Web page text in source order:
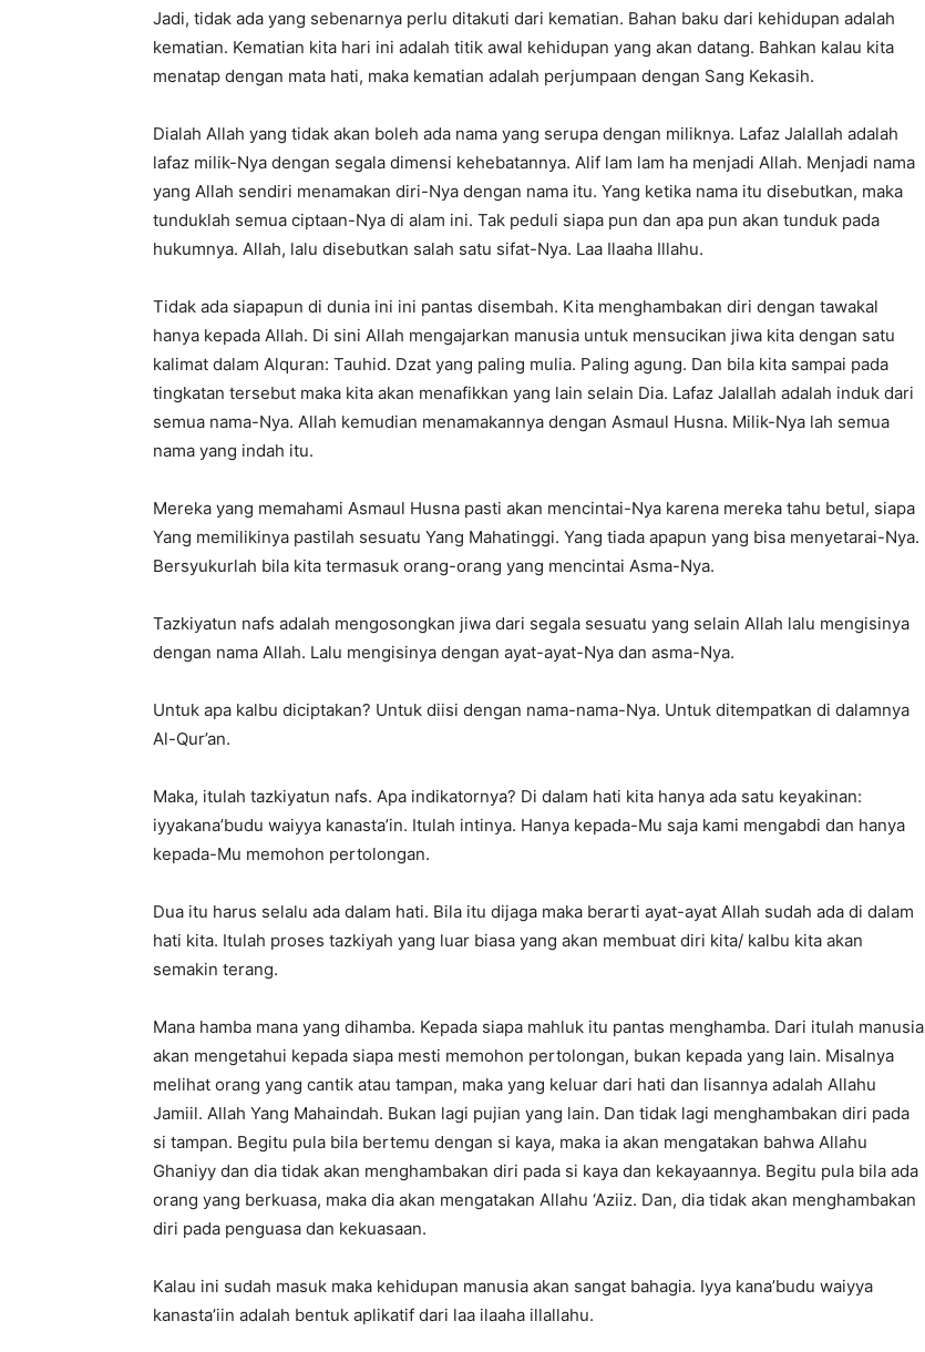
Jadi, tidak ada yang sebenarnya perlu ditakuti dari kematian. Bahan baku dari kehidupan adalah
kematian. Kematian kita hari ini adalah titik awal kehidupan yang akan datang. Bahkan kalau kita
menatap dengan mata hati, maka kematian adalah perjumpaan dengan Sang Kekasih.
Dialah Allah yang tidak akan boleh ada nama yang serupa dengan miliknya. Lafaz Jalallah adalah
lafaz milik-Nya dengan segala dimensi kehebatannya. Alif lam lam ha menjadi Allah. Menjadi nama
yang Allah sendiri menamakan diri-Nya dengan nama itu. Yang ketika nama itu disebutkan, maka
tunduklah semua ciptaan-Nya di alam ini. Tak peduli siapa pun dan apa pun akan tunduk pada
hukumnya. Allah, lalu disebutkan salah satu sifat-Nya. Laa Ilaaha Illahu.
Tidak ada siapapun di dunia ini ini pantas disembah. Kita menghambakan diri dengan tawakal
hanya kepada Allah. Di sini Allah mengajarkan manusia untuk mensucikan jiwa kita dengan satu
kalimat dalam Alquran: Tauhid. Dzat yang paling mulia. Paling agung. Dan bila kita sampai pada
tingkatan tersebut maka kita akan menafikkan yang lain selain Dia. Lafaz Jalallah adalah induk dari
semua nama-Nya. Allah kemudian menamakannya dengan Asmaul Husna. Milik-Nya lah semua
nama yang indah itu.
Mereka yang memahami Asmaul Husna pasti akan mencintai-Nya karena mereka tahu betul, siapa
Yang memilikinya pastilah sesuatu Yang Mahatinggi. Yang tiada apapun yang bisa menyetarai-Nya.
Bersyukurlah bila kita termasuk orang-orang yang mencintai Asma-Nya.
Tazkiyatun nafs adalah mengosongkan jiwa dari segala sesuatu yang selain Allah lalu mengisinya
dengan nama Allah. Lalu mengisinya dengan ayat-ayat-Nya dan asma-Nya.
Untuk apa kalbu diciptakan? Untuk diisi dengan nama-nama-Nya. Untuk ditempatkan di dalamnya
Al-Qur’an.
Maka, itulah tazkiyatun nafs. Apa indikatornya? Di dalam hati kita hanya ada satu keyakinan:
iyyakana’budu waiyya kanasta’in. Itulah intinya. Hanya kepada-Mu saja kami mengabdi dan hanya
kepada-Mu memohon pertolongan.
Dua itu harus selalu ada dalam hati. Bila itu dijaga maka berarti ayat-ayat Allah sudah ada di dalam
hati kita. Itulah proses tazkiyah yang luar biasa yang akan membuat diri kita/ kalbu kita akan
semakin terang.
Mana hamba mana yang dihamba. Kepada siapa mahluk itu pantas menghamba. Dari itulah manusia
akan mengetahui kepada siapa mesti memohon pertolongan, bukan kepada yang lain. Misalnya
melihat orang yang cantik atau tampan, maka yang keluar dari hati dan lisannya adalah Allahu
Jamiil. Allah Yang Mahaindah. Bukan lagi pujian yang lain. Dan tidak lagi menghambakan diri pada
si tampan. Begitu pula bila bertemu dengan si kaya, maka ia akan mengatakan bahwa Allahu
Ghaniyy dan dia tidak akan menghambakan diri pada si kaya dan kekayaannya. Begitu pula bila ada
orang yang berkuasa, maka dia akan mengatakan Allahu ‘Aziiz. Dan, dia tidak akan menghambakan
diri pada penguasa dan kekuasaan.
Kalau ini sudah masuk maka kehidupan manusia akan sangat bahagia. Iyya kana’budu waiyya
kanasta’iin adalah bentuk aplikatif dari laa ilaaha illallahu.